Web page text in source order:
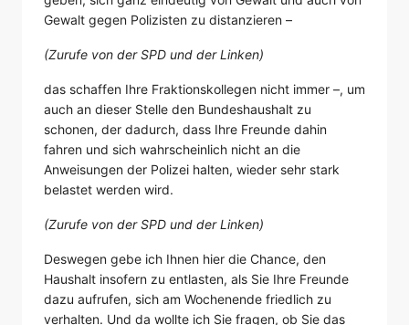
Gewalt gegen Polizisten zu distanzieren –
(Zurufe von der SPD und der Linken)
das schaffen Ihre Fraktionskollegen nicht immer –, um
auch an dieser Stelle den Bundeshaushalt zu
schonen, der dadurch, dass Ihre Freunde dahin
fahren und sich wahrscheinlich nicht an die
Anweisungen der Polizei halten, wieder sehr stark
belastet werden wird.
(Zurufe von der SPD und der Linken)
Deswegen gebe ich Ihnen hier die Chance, den
Haushalt insofern zu entlasten, als Sie Ihre Freunde
dazu aufrufen, sich am Wochenende friedlich zu
verhalten. Und da wollte ich Sie fragen, ob Sie das